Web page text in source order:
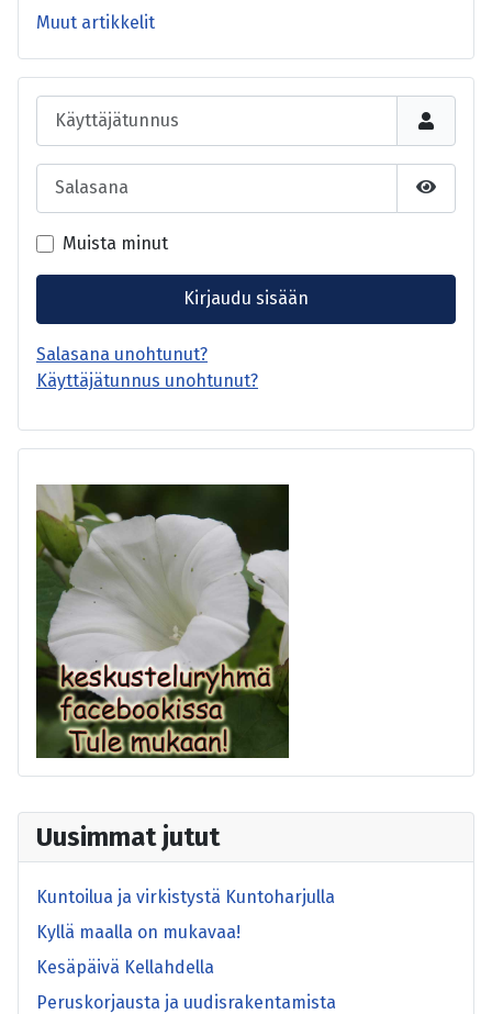
Uusimmat jutut
Kuntoilua ja virkistystä Kuntoharjulla
Kyllä maalla on mukavaa!
Kesäpäivä Kellahdella
Peruskorjausta ja uudisrakentamista
Muut artikkelit
Käyttäjätunnus
Salasana
Näytä
Muista minut
Kirjaudu sisään
Salasana unohtunut?
Käyttäjätunnus unohtunut?